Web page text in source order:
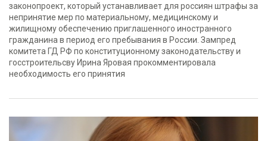
законопроект, который устанавливает для россиян штрафы за
непринятие мер по материальному, медицинскому и
жилищному обеспечению приглашенного иностранного
гражданина в период его пребывания в России. Зампред
комитета ГД РФ по конституционному законодательству и
госстроительсву Ирина Яровая прокомментировала
необходимость его принятия